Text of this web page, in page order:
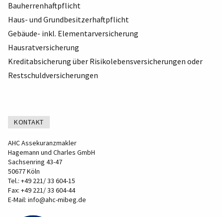
Bauherrenhaftpflicht
Haus- und Grundbesitzerhaftpflicht
Gebäude- inkl. Elementarversicherung
Hausratversicherung
Kreditabsicherung über Risikolebensversicherungen oder
Restschuldversicherungen
KONTAKT
AHC Assekuranzmakler
Hagemann und Charles GmbH
Sachsenring 43-47
50677 Köln
Tel.: +49 221/ 33 604-15
Fax: +49 221/ 33 604-44
E-Mail: info@ahc-mibeg.de